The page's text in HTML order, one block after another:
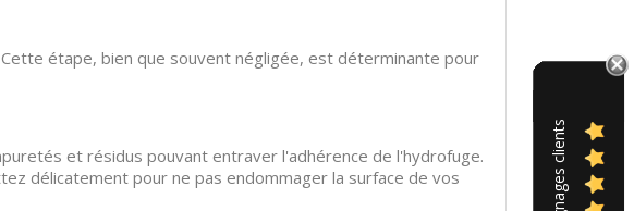
étape, bien que souvent négligée, est déterminante pour
et résidus pouvant entraver l'adhérence de l'hydrofuge.
délicatement pour ne pas endommager la surface de vos